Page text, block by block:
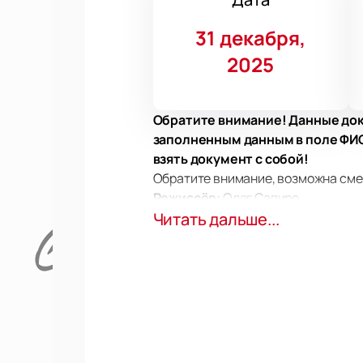
31 декабря,
2025
Обратите внимание! Данные
заполненным данным в поле
взять документ с собой!
Обратите внимание, возможна
Режиссёр: Олег Сапиро
Актёрский состав:
Читать дальше...